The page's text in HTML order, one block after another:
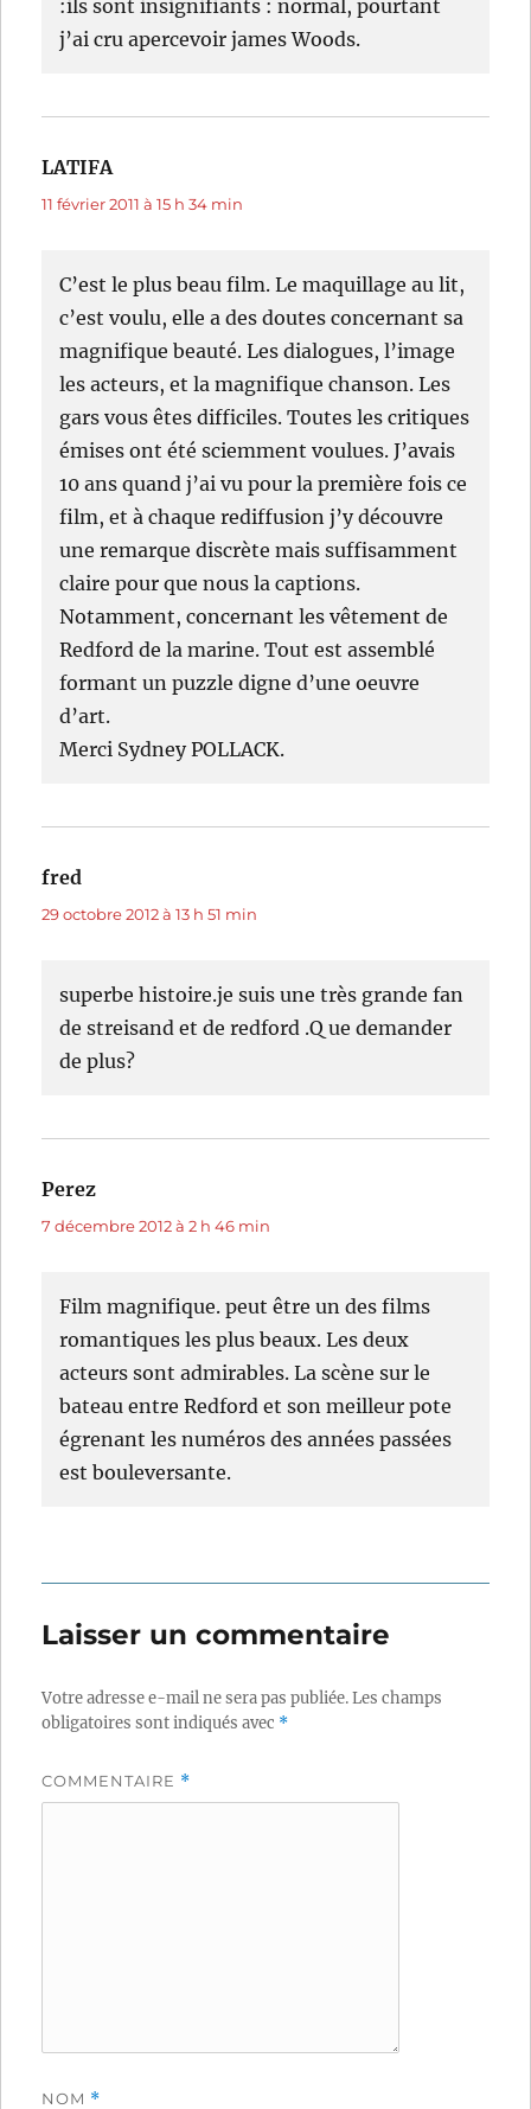
:ils sont insignifiants : normal, pourtant
j’ai cru apercevoir james Woods.
LATIFAdit :
11 février 2011 à 15 h 34 min
C’est le plus beau film. Le maquillage au lit,
c’est voulu, elle a des doutes concernant sa
magnifique beauté. Les dialogues, l’image
les acteurs, et la magnifique chanson. Les
gars vous êtes difficiles. Toutes les critiques
émises ont été sciemment voulues. J’avais
10 ans quand j’ai vu pour la première fois ce
film, et à chaque rediffusion j’y découvre
une remarque discrète mais suffisamment
claire pour que nous la captions.
Notamment, concernant les vêtement de
Redford de la marine. Tout est assemblé
formant un puzzle digne d’une oeuvre
d’art.
Merci Sydney POLLACK.
fred
29 octobre 2012 à 13 h 51 min
superbe histoire.je suis une très grande fan
de streisand et de redford .Q ue demander
de plus?
Perez
7 décembre 2012 à 2 h 46 min
Film magnifique. peut être un des films
romantiques les plus beaux. Les deux
acteurs sont admirables. La scène sur le
bateau entre Redford et son meilleur pote
égrenant les numéros des années passées
est bouleversante.
Laisser un commentaire
Votre adresse e-mail ne sera pas publiée.Les champs
obligatoires sont indiqués avec *
COMMENTAIRE *
NOM *